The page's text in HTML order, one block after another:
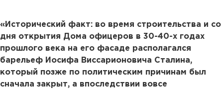
«Исторический факт: во время строительства и со
дня открытия Дома офицеров в 30-40-х годах
прошлого века на его фасаде располагался
барельеф Иосифа Виссарионовича Сталина,
который позже по политическим причинам был
сначала закрыт, а впоследствии вовсе